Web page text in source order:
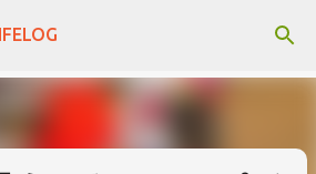
メイン コンテンツに移動